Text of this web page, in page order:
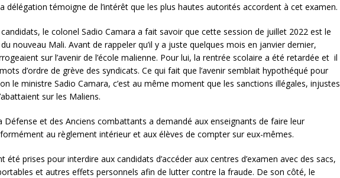
délégation témoigne de l’intérêt que les plus hautes autorités accordent à cet examen.
candidats, le colonel Sadio Camara a fait savoir que cette session de juillet 2022 est le
nouveau Mali. Avant de rappeler qu’il y a juste quelques mois en janvier dernier,
sur l’avenir de l’école malienne. Pour lui, la rentrée scolaire a été retardée et il
d’ordre de grève des syndicats. Ce qui fait que l’avenir semblait hypothéqué pour
le ministre Sadio Camara, c’est au même moment que les sanctions illégales, injustes
sur les Maliens.
Défense et des Anciens combattants a demandé aux enseignants de faire leur
au règlement intérieur et aux élèves de compter sur eux-mêmes.
été prises pour interdire aux candidats d’accéder aux centres d’examen avec des sacs,
et autres effets personnels afin de lutter contre la fraude. De son côté, le